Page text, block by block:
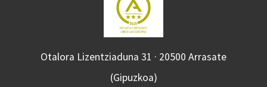
Otalora Lizentziaduna 31 · 20500 Arrasate
(Gipuzkoa)